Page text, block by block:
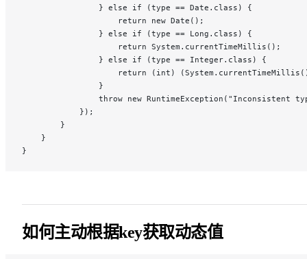
                } else if (type == Date.class) {
                    return new Date();
                } else if (type == Long.class) {
                    return System.currentTimeMillis();
                } else if (type == Integer.class) {
return (int)
                }
throw new RuntimeException("Inconsistent
            });
        }
    }
}
如何主动根据key获取动态值